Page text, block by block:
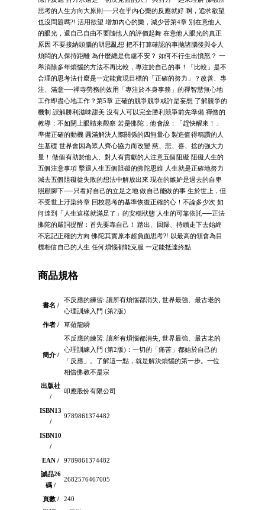
思考的人生方向大原則──只在乎內心樂的反應就好 啊，追求欲望
也沒問題嗎?! 活用欲望 增加內心的樂，減少苦第4章 別在意他人
的眼光，還自己自由不要隨他人的評價起舞 在意他人眼光的真正
原因 不要接納頭腦的胡思亂想 把不打算確認的事拋諸腦後與令人
煩悶的人保持距離 為什麼總是焦慮不安？ 如何不行生出憤怒？ 一
舉消除多年煩惱的方法不再比較，專注於自己的事！「比較」是不
合理的思考法什麼是一定能實現目標的「正確的努力」？改善、專
注、滿意──禪寺勞務的效用「專注於本身事務」的禪智慧無心地
工作即盡心地工作？第5章 正確的競爭競爭或許是妄想 了解競爭的
機制 誤解勝利滋味甜美 沒有人可以完全勝利競爭前先準備 禪僧的
教導：不如閉上眼睛來觀察 若是佛陀，他會說：「趕快醒來！」
準備正確的動機 圓滿解決人際關係的四無量心 製造值得稱讚的人
生基礎 世界會因為眾人齊心協力而改變 慈、悲、喜、捨的強大力
量！ 做個有助於他人、對人有貢獻的人注意五個阻礙 阻礙人生的
五個注意事項 擊退人生五個阻礙的佛陀思維 人生就是正確地努力
減去五個阻礙從失敗的想法中解放出來 現在的嫉妒是過去的自卑
照顧腳下──只看好自己的立足之地 做自己能做的事 生於世上，但
不受世上汙染終章 回校思考的基準恢復正確的心！不論多少次 如
何達到「人生這樣就滿足了」的安穩狀態 人生的可靠依託──正法
佛陀的嚴詞提醒：首先要靠自己！ 踏出、回歸、持續走下去始終
不忘記正確的方向 佛陀其實原本超負面思考?! 以最高的領會為目
標相信自己的人生 任何煩惱都能克服 一定能抵達終點
商品規格
書名 /
不反應的練習: 讓所有煩惱都消失, 世界最強、最古老的
心理訓練入門 (第2版)
作者 /
草薙龍瞬
簡介 /
不反應的練習: 讓所有煩惱都消失, 世界最強、最古老的
心理訓練入門 (第2版)：一切的「痛苦」都始於自己的
「反應」。了解這一點，就是解決煩惱的第一步。一位
相信佛教不是宗
出版社
/
叩應股份有限公司
ISBN13
/
9789861374482
ISBN10
/
EAN /
9789861374482
誠品26
碼 /
2682576467005
頁數 /
240